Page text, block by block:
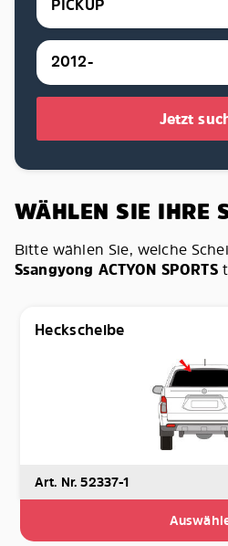
PICKUP
2012-
Jetzt
WÄHLEN SIE IHRE
Bitte wählen Sie, welche
Ssangyong ACTYON SPORTS
Heckscheibe
Art. Nr. 52337-1